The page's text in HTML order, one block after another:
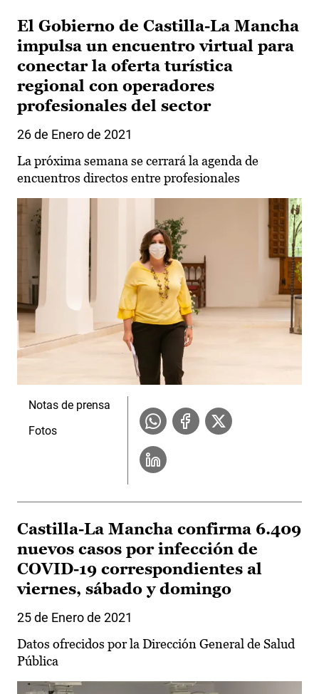
El Gobierno de Castilla-La Mancha
impulsa un encuentro virtual para
conectar la oferta turística
regional con operadores
profesionales del sector
26 de Enero de 2021
La próxima semana se cerrará la agenda de
encuentros directos entre profesionales
Notas de prensa
Fotos
Castilla-La Mancha confirma 6.409
nuevos casos por infección de
COVID-19 correspondientes al
viernes, sábado y domingo
25 de Enero de 2021
Datos ofrecidos por la Dirección General de Salud
Pública